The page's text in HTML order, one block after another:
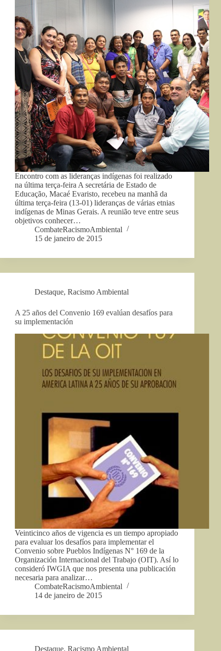
Encontro com as lideranças indígenas foi realizado
na última terça-feira A secretária de Estado de
Educação, Macaé Evaristo, recebeu na manhã da
última terça-feira (13-01) lideranças de várias etnias
indígenas de Minas Gerais. A reunião teve entre seus
objetivos conhecer…
CombateRacismoAmbiental
15 de janeiro de 2015
Destaque, Racismo Ambiental
A 25 años del Convenio 169 evalúan desafíos para
su implementación
Veinticinco años de vigencia es un tiempo apropiado
para evaluar los desafíos para implementar el
Convenio sobre Pueblos Indígenas N° 169 de la
Organización Internacional del Trabajo (OIT). Así lo
consideró IWGIA que nos presenta una publicación
necesaria para analizar…
CombateRacismoAmbiental
14 de janeiro de 2015
Destaque, Racismo Ambiental